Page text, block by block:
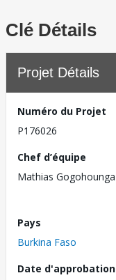
Clé Détails
Projet Détails
Numéro du Projet
P176026
Chef d’équipe
Mathias Gogohounga
Pays
Burkina Faso
Date d'approbation